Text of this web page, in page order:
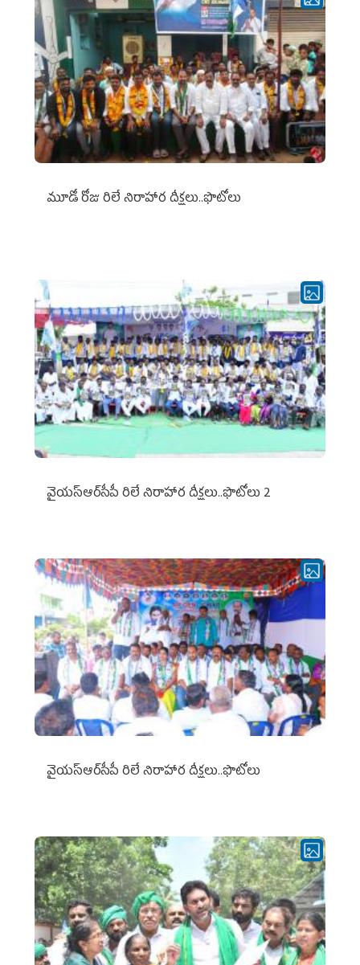
మూడో రోజు రిలే నిరాహార దీక్షలు..ఫొటోలు
వైయ‌స్ఆర్‌సీపీ రిలే నిరాహార దీక్షలు..ఫొటోలు 2
వైయ‌స్ఆర్‌సీపీ రిలే నిరాహార దీక్షలు..ఫొటోలు